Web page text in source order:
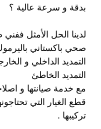
بدقة و سرعة عالية ؟
لدينا الحل الأمثل
صحي باكستاني
التمديد الداخلي و
التمديد الخاطئ
مع خدمة صيانتها و
قطع الغيار التي
تركيبها .